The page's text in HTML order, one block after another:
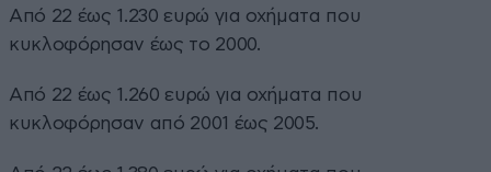
Από 22 έως 1.230 ευρώ για οχήματα που
κυκλοφόρησαν έως το 2000.
Από 22 έως 1.260 ευρώ για οχήματα που
κυκλοφόρησαν από 2001 έως 2005.